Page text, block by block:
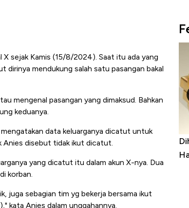
X sejak Kamis (15/8/2024). Saat itu ada yang
dirinya mendukung salah satu pasangan bakal
mengenal pasangan yang dimaksud. Bahkan
keduanya.
data keluarganya dicatut untuk
Anies disebut tidak ikut dicatut.
yang dicatut itu dalam akun X-nya. Dua
korban.
juga sebagian tim yg bekerja bersama ikut
kata Anies dalam unggahannya.
Beda Nasib Mata Uang Asia: Rupiah-